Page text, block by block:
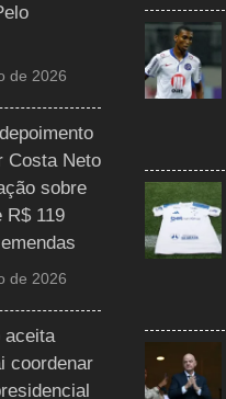
de 2026
Costa Neto
sobre
R$ 119
de 2026
aceita
coordenar